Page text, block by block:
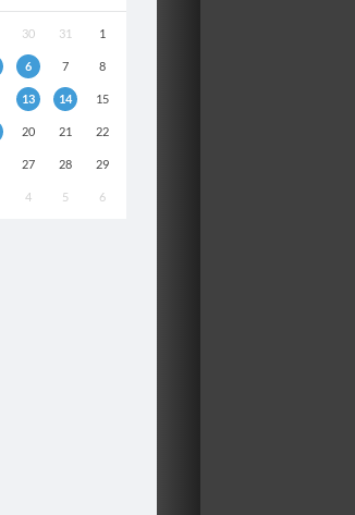
30 31 1
6 7 8
13 14 15
20 21 22
27 28 29
4 5 6